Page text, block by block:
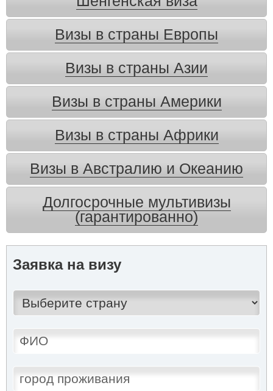
Визы в страны Европы
Визы в страны Азии
Визы в страны Америки
Визы в страны Африки
Визы в Австралию и Океанию
Долгосрочные мультивизы
(гарантированно)
Заявка на визу